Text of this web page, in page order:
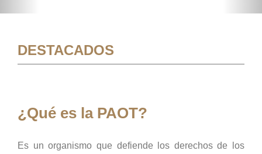
DESTACADOS
¿Qué es la PAOT?
Es un organismo que defiende los derechos de los